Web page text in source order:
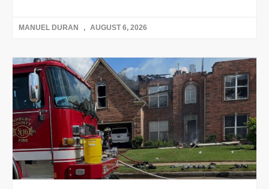
MANUEL DURAN AUGUST 6, 2026